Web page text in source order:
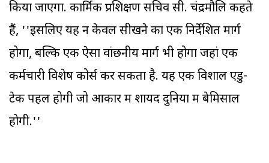
किया जाएगा. कार्मिक प्रशिक्षण सचिव सी. चंद्रमौलि कहते
हैं, ''इसलिए यह न केवल सीखने का एक निर्देशित मार्ग
होगा, बल्कि एक ऐसा वांछनीय मार्ग भी होगा जहां एक
कर्मचारी विशेष कोर्स कर सकता है. यह एक विशाल एडु-
टेक पहल होगी जो आकार में शायद दुनिया में बेमिसाल
होगी.''